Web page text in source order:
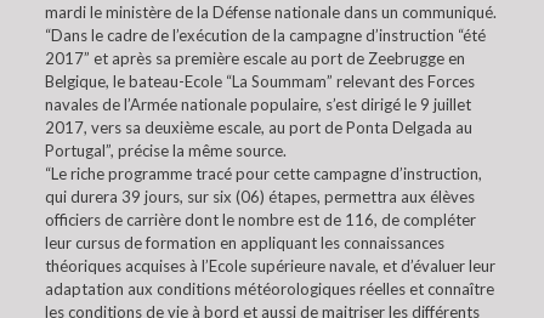
mardi le ministère de la Défense nationale dans un communiqué.
“Dans le cadre de l’exécution de la campagne d’instruction “été
2017” et après sa première escale au port de Zeebrugge en
Belgique, le bateau-Ecole “La Soummam” relevant des Forces
navales de l’Armée nationale populaire, s’est dirigé le 9 juillet
2017, vers sa deuxième escale, au port de Ponta Delgada au
Portugal”, précise la même source.
“Le riche programme tracé pour cette campagne d’instruction,
qui durera 39 jours, sur six (06) étapes, permettra aux élèves
officiers de carrière dont le nombre est de 116, de compléter
leur cursus de formation en appliquant les connaissances
théoriques acquises à l’Ecole supérieure navale, et d’évaluer leur
adaptation aux conditions météorologiques réelles et connaître
les conditions de vie à bord et aussi de maitriser les différents